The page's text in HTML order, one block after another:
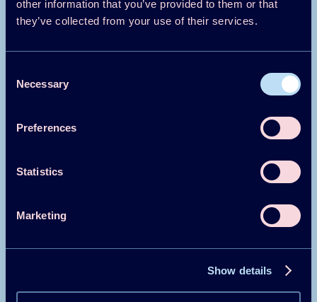
other information that you’ve provided to them or that
they’ve collected from your use of their services.
Selection
Necessary
Preferences
Statistics
Marketing
Show details
ください。
IEAのHPT TCPは、ヒートポンプ技術に関わる他の国際組
は、以下の組織が含まれます。